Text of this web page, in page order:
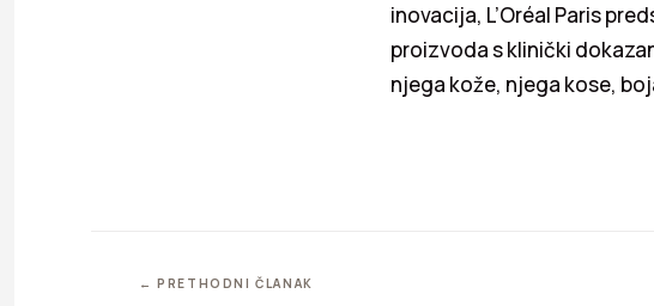
inovacija, L’Oréal Paris
proizvoda s klinički
njega kože, njega kose,
← PRETHODNI ČLANAK